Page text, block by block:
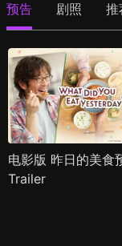
预告 剧照 推
电影版 昨日的美食
Trailer